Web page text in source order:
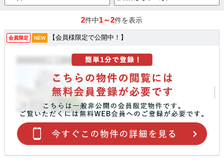
2件中1～2件を表示
会員限定 NEW 【会員様限定で公開中！】